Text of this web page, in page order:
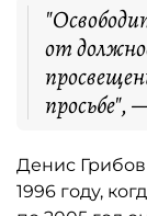
от
просьбе",
Денис Грибов
1996 году,